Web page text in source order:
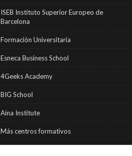
ISEB Instituto Superior Europeo de
Barcelona
Formación Universitaria
Esneca Business School
4Geeks Academy
BIG School
Aina Institute
Más centros formativos